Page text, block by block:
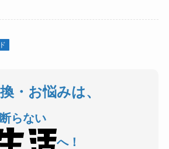
・お悩みは、
らない
へ！